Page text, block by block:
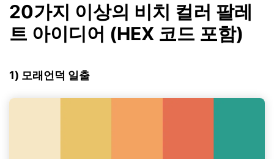
20가지 이상의 비치 컬러 팔레
트 아이디어 (HEX 코드 포함)
1) 모래언덕 일출